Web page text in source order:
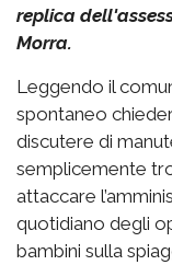
replica
Morra.
Leggendo il
spontaneo
discutere di
semplicemente
attaccare
quotidiano degli
bambini sulla